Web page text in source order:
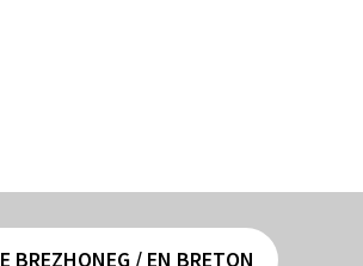
E BREZHONEG / EN BRETON